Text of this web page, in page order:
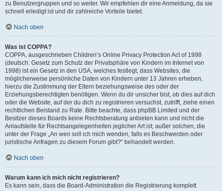
zu Benutzergruppen und so weiter. Wir empfehlen dir eine Anmeldung, da sie
schnell erledigt ist und dir zahlreiche Vorteile bietet.
Nach oben
Was ist COPPA?
COPPA, ausgeschrieben Children’s Online Privacy Protection Act of 1998
(deutsch: Gesetz zum Schutz der Privatsphäre von Kindern im Internet von
1998) ist ein Gesetz in den USA, welches festlegt, dass Websites, die
möglicherweise persönliche Daten von Kindern unter 13 Jahren erheben,
hierzu die Zustimmung der Eltern beziehungsweise des oder der
Erziehungsberechtigten benötigen. Wenn du dir unsicher bist, ob dies auf dich
oder die Website, auf der du dich zu registrieren versuchst, zutrifft, ziehe einen
rechtlichen Beistand zu Rate. Bitte beachte, dass phpBB Limited und der
Besitzer dieses Boards keine Rechtsberatung anbieten kann und nicht die
Anlaufstelle für Rechtsangelegenheiten jeglicher Art ist; außer solchen, die
unter der Frage „An wen soll ich mich wenden, falls es Beschwerden oder
juristische Anfragen zu diesem Forum gibt?“ behandelt werden.
Nach oben
Warum kann ich mich nicht registrieren?
Es kann sein, dass die Board-Administration die Registrierung komplett